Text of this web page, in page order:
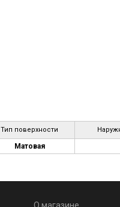
Тип поверхности
Матовая